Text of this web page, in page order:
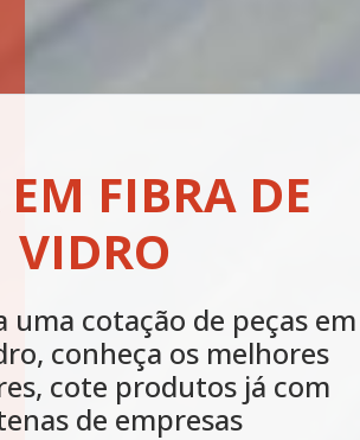
EM FIBRA DE
VIDRO
uma cotação de peças em
conheça os melhores
cote produtos já com
de empresas